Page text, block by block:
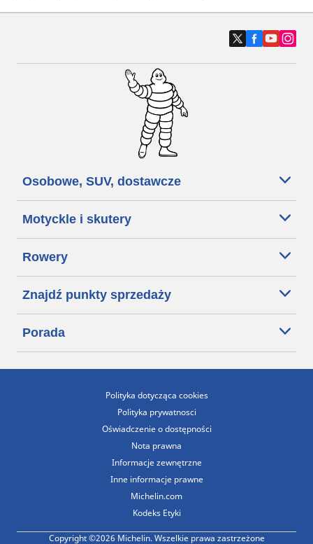
Osobowe, SUV, dostawcze
Motyckle i skutery
Rowery
Znajdź punkty sprzedaży
Porada
Polityka dotycząca cookies
Polityka prywatnosci
Oświadczenie o dostępności
Nota prawna
Informacje zewnętrzne
Inne informacje prawne
Michelin.com
Kodeks Etyki
Copyright ©2026 Michelin. Wszelkie prawa zastrzeżone